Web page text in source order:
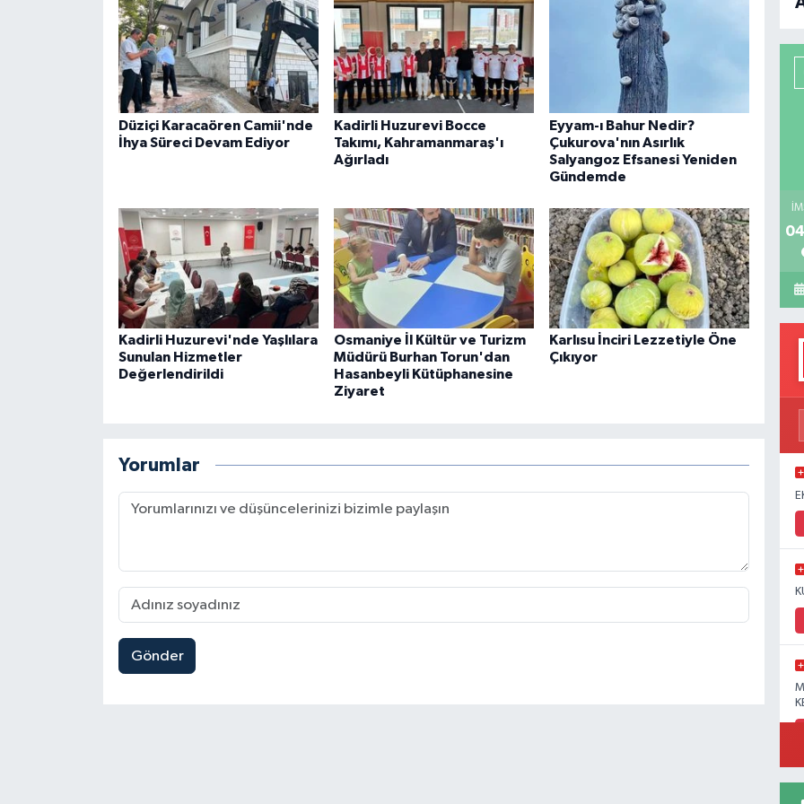
Düziçi Karacaören Camii'nde
İhya Süreci Devam Ediyor
Kadirli Huzurevi Bocce
Takımı, Kahramanmaraş'ı
Ağırladı
Eyyam-ı Bahur Nedir?
Çukurova'nın Asırlık
Salyangoz Efsanesi Yeniden
Gündemde
Kadirli Huzurevi'nde Yaşlılara
Sunulan Hizmetler
Değerlendirildi
Osmaniye İl Kültür ve Turizm
Müdürü Burhan Torun'dan
Hasanbeyli Kütüphanesine
Ziyaret
Karlısu İnciri Lezzetiyle Öne
Çıkıyor
Yorumlar
Gönder